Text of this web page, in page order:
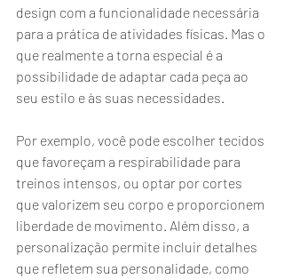
design com a funcionalidade necessária
para a prática de atividades físicas. Mas o
que realmente a torna especial é a
possibilidade de adaptar cada peça ao
seu estilo e às suas necessidades.
Por exemplo, você pode escolher tecidos
que favoreçam a respirabilidade para
treinos intensos, ou optar por cortes
que valorizem seu corpo e proporcionem
liberdade de movimento. Além disso, a
personalização permite incluir detalhes
que refletem sua personalidade, como